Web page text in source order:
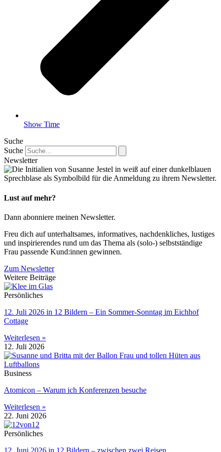
Show Time
Suche
Suche
Newsletter
Lust auf mehr?
Dann abonniere meinen News­letter.
Freu dich auf unterhaltsames, informatives, nachdenkliches, lustiges
und inspirierendes rund um das Thema als (solo-) selbstständige
Frau passende Kund:innen gewinnen.
Zum Newsletter
Weitere Beiträge
Persönliches
12. Juli 2026 in 12 Bildern – Ein Sommer-Sonntag im Eichhof
Cottage
Weiterlesen »
12. Juli 2026
Business
Atomicon – Warum ich Konferenzen besuche
Weiterlesen »
22. Juni 2026
Persönliches
12. Juni 2026 in 12 Bildern – zwischen zwei Reisen